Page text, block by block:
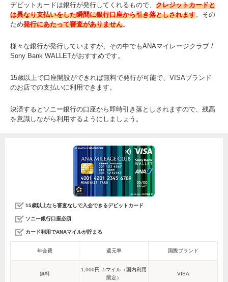
デビットカードは銀行が発行してくれるもので、 クレジットカードと
は異なり支払いをした瞬間に銀行口座から引き落としされます。その
ため発行にあたって審査がありません。
様々な銀行が発行していますが、その中でもANAマイレージクラブ /
Sony Bank WALLETがおすすめです。
15歳以上で口座開設ができれば無料で発行が可能で、VISAブランド
のお店での支払いに利用できます。
決済するとソニー銀行の口座から即時引き落としされますので、残高
を意識しながら利用するようにしましょう。
15歳以上なら審査なしで入会できるデビットカード
ソニー銀行口座必須
カード利用でANAマイルが貯まる
年会費 還元率 国際ブランド
無料
1,000円=5マイル（国内利用
限定）
VISA